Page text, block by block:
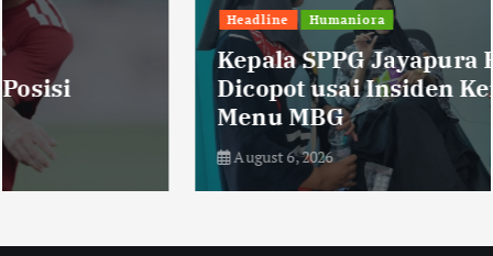
Headline Humaniora
Kepala SPPG Jayapura Resmi
Dicopot usai Insiden Keracunan